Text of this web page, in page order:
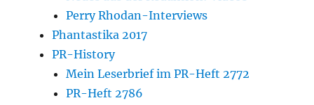
Perry Rhodan-Interviews
Phantastika 2017
PR-History
Mein Leserbrief im PR-Heft 2772
PR-Heft 2786